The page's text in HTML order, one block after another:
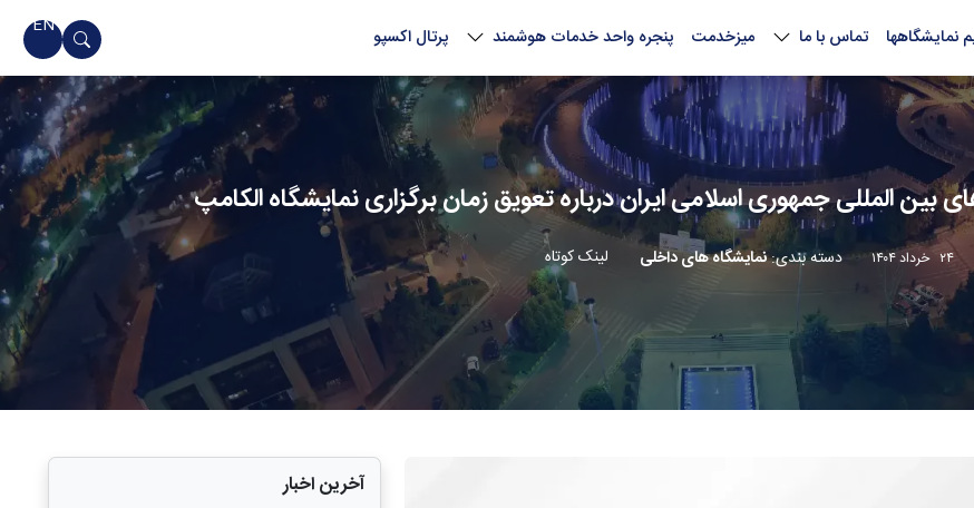
نمایشگاهها تماس با ما میزخدمت پنجره واحد خدمات هوشمند پرتال اکسپو EN
المللی جمهوری اسلامی ایران درباره تعویق زمان برگزاری نمایشگاه الکامپ
۲۴ خرداد ۱۴۰۴ دسته بندی:نمایشگاه های داخلی لینک کوتاه
آخرین اخبار